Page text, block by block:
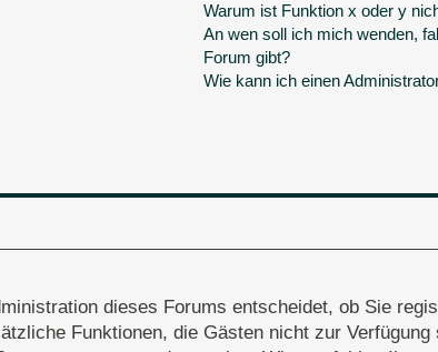
Warum ist Funktion x oder y
An wen soll ich mich wenden,
Forum gibt?
Wie kann ich einen
dieses Forums entscheidet, ob Sie
Funktionen, die Gästen nicht zur